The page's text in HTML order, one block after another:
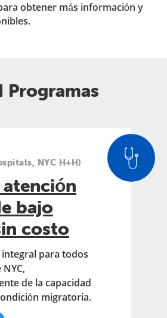
obtener más información y
Programas
NYC H+H)
atención
bajo
costo
para todos
de la capacidad
migratoria.